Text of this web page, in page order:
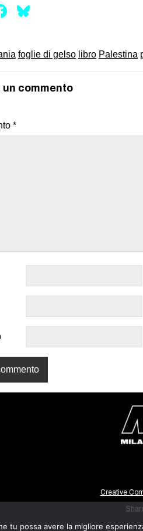
Facebook
foglie di gelso libro Palestina
un commento
*
Creative
tu possa avere la migliore